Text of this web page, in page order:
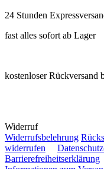
24 Stunden
fast alles sofort ab Lager
kostenloser Rückversand
Widerruf
Widerrufsbelehrung
widerrufen
Barrierefreiheitserklärung